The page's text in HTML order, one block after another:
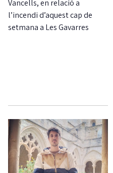
Vancells, en relació a
l’incendi d’aquest cap de
setmana a Les Gavarres